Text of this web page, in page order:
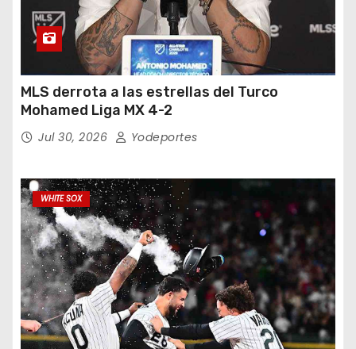
MLS derrota a las estrellas del Turco
Mohamed Liga MX 4-2
Jul 30, 2026 Yodeportes
WHITE SOX